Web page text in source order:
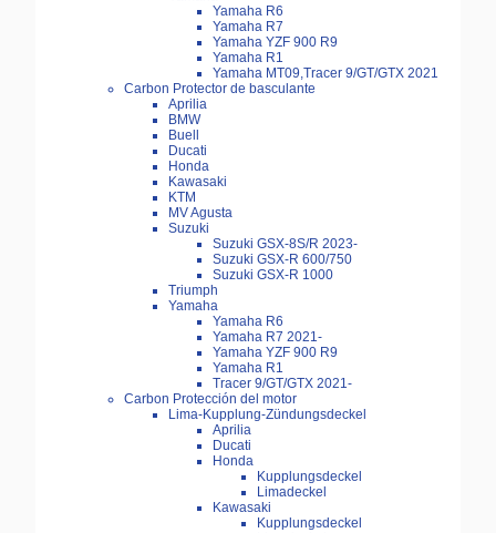
Yamaha R6
Yamaha R7
Yamaha YZF 900 R9
Yamaha R1
Yamaha MT09,Tracer 9/GT/GTX 2021
Carbon Protector de basculante
Aprilia
BMW
Buell
Ducati
Honda
Kawasaki
KTM
MV Agusta
Suzuki
Suzuki GSX-8S/R 2023-
Suzuki GSX-R 600/750
Suzuki GSX-R 1000
Triumph
Yamaha
Yamaha R6
Yamaha R7 2021-
Yamaha YZF 900 R9
Yamaha R1
Tracer 9/GT/GTX 2021-
Carbon Protección del motor
Lima-Kupplung-Zündungsdeckel
Aprilia
Ducati
Honda
Kupplungsdeckel
Limadeckel
Kawasaki
Kupplungsdeckel